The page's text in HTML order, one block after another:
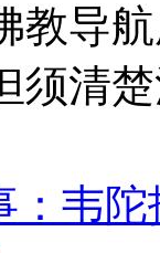
教导
须清
：韦陀